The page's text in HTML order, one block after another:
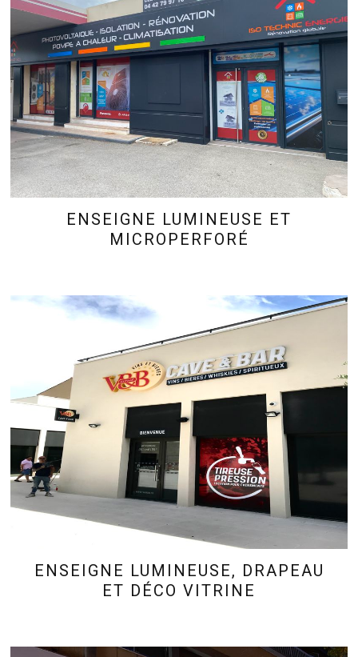
ENSEIGNE LUMINEUSE ET
MICROPERFORÉ
ENSEIGNE LUMINEUSE, DRAPEAU
ET DÉCO VITRINE